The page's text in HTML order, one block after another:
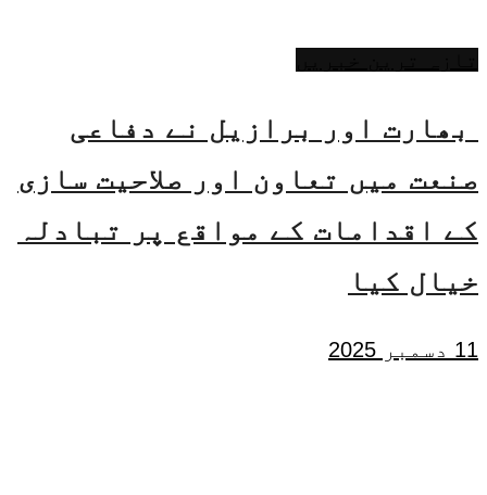
بھارت اور برازیل نے دفاعی
صنعت میں تعاون اور صلاحیت سازی
کے اقدامات کے مواقع پر تبادلہ
خیال کیا
11 دسمبر 2025